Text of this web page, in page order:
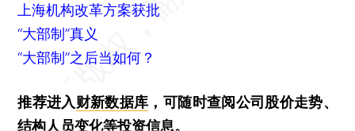
上海机构改革方案获批
“大部制”真义
“大部制”之后当如何？
推荐进入财新数据库 ，可随时查阅公司股价走势、
结构人员变化等投资信息。